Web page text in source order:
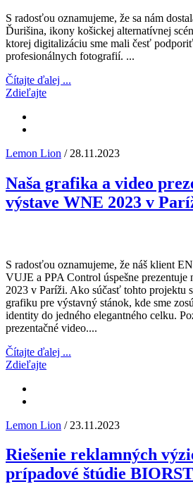
S radosťou oznamujeme, že sa nám
Ďurišina, ikony košickej alternatívnej
ktorej digitalizáciu sme mali česť
profesionálnych fotografií. ...
Čítajte ďalej ...
Zdieľajte
Lemon Lion / 28.11.2023
Naša grafika a video
výstave WNE 2023 v
S radosťou oznamujeme, že náš klient
VUJE a PPA Control úspešne
2023 v Paríži. Ako súčasť tohto projektu
grafiku pre výstavný stánok, kde sme
identity do jedného elegantného celku.
prezentačné video....
Čítajte ďalej ...
Zdieľajte
Lemon Lion / 23.11.2023
Riešenie reklamných
prípadové štúdie